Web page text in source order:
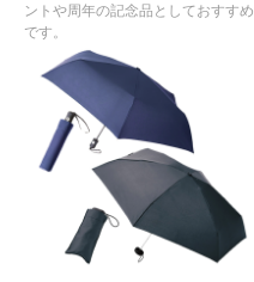
ントや周年の記念品としておすすめ
です。